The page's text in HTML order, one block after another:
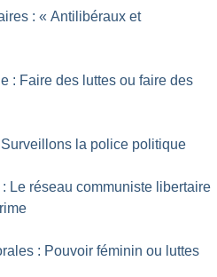
: « Antilibéraux et
: Faire des luttes ou faire des
la police politique
Le réseau communiste libertaire
: Pouvoir féminin ou luttes